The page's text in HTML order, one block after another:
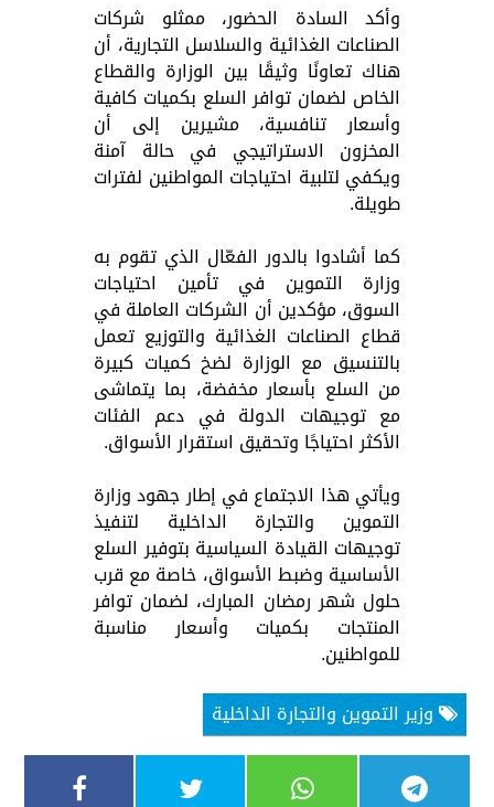
وأكد السادة الحضور، ممثلو شركات
الصناعات الغذائية والسلاسل التجارية، أن
هناك تعاونًا وثيقًا بين الوزارة والقطاع
الخاص لضمان توافر السلع بكميات كافية
وأسعار تنافسية، مشيرين إلى أن
المخزون الاستراتيجي في حالة آمنة
ويكفي لتلبية احتياجات المواطنين لفترات
طويلة.
كما أشادوا بالدور الفعّال الذي تقوم به
وزارة التموين في تأمين احتياجات
السوق، مؤكدين أن الشركات العاملة في
قطاع الصناعات الغذائية والتوزيع تعمل
بالتنسيق مع الوزارة لضخ كميات كبيرة
من السلع بأسعار مخفضة، بما يتماشى
مع توجيهات الدولة في دعم الفئات
الأكثر احتياجًا وتحقيق استقرار الأسواق.
ويأتي هذا الاجتماع في إطار جهود وزارة
التموين والتجارة الداخلية لتنفيذ
توجيهات القيادة السياسية بتوفير السلع
الأساسية وضبط الأسواق، خاصة مع قرب
حلول شهر رمضان المبارك، لضمان توافر
المنتجات بكميات وأسعار مناسبة
للمواطنين.
وزير التموين والتجارة الداخلية